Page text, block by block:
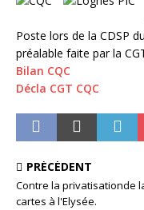
Poste lors de la CDSP
préalable faite par la
Bilan CQC
Décla CGT CQC
PRÉCÉDENT
Contre la privatisationde
cartes à l'Elysée.